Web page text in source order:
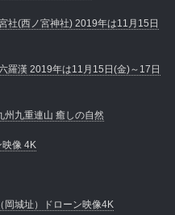
社(西ノ宮神社) 2019年は11月15日
羅漢 2019年は11月15日(金)～17日
州九重連山 癒しの自然
像 4K
岡城址）ドローン映像4K